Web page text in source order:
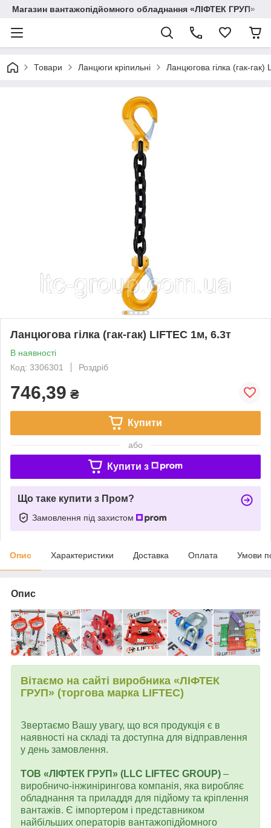
Магазин вантажопідйомного обладнання «ЛІФТЕК ГРУП»
Товари Ланцюги кріпильні Ланцюгова гілка (гак-
Ланцюгова гілка (гак-гак) LIFTEC 1м, 6.3т
В наявності
Код: 3306301
Роздріб
746,39 ₴
Купити
або
Купити з
Що таке купити з Пром?
Замовлення під захистом
Опис Характеристики Доставка Оплата Умови
Опис
Вітаємо на сайті виробника «ЛІФТЕК
ГРУП» (торгова марка LIFTEC)
Звертаємо Вашу увагу, що вся продукція є в
наявності на складі та доступна для відправлення
у день замовлення.
ТОВ «ЛІФТЕК ГРУП» (LLC LIFTEC GROUP) –
виробничо-інжинірингова компанія, яка виробляє
обладнання та приладдя для підйому та кріплення
вантажів. Є імпортером і представником
найбільших операторів вантажопідйомного